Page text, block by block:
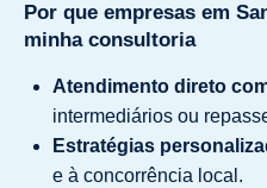
Por que empresas em
minha consultoria
Atendimento direto
intermediários ou
Estratégias
e à concorrência local.